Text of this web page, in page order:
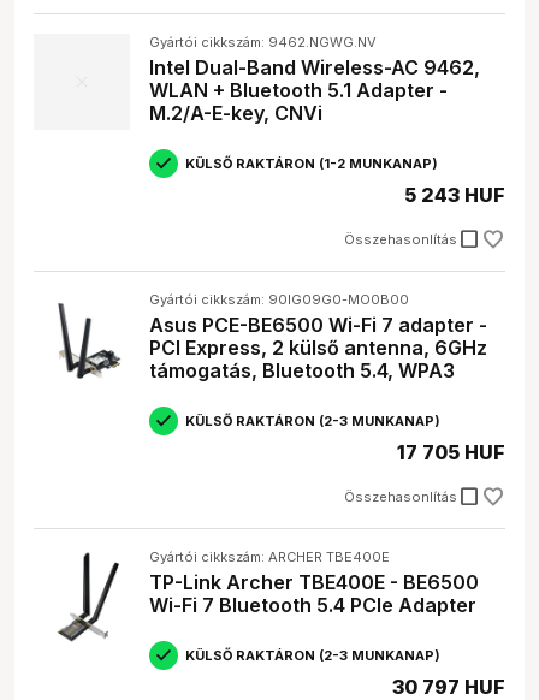
Döntés előtt gondold át, mire szeretnéd használni aWiFi
. Ha online játékra vagy HD videó streamelésre,
akkor érdemes egy gyorsabb, kétsávos (dual-band)
adaptert választani.
A Webshopunkban a következő márkák
WiFi adapterei
: Belépő szinttől a prémium kategóriáig kínál
adaptereket, ár-érték arányban nagyon jó választás.
: Prémium minőségű adapterek, főleg
gamereknek ajánlott.
D-LINK
: Megbízható márka, széles termékpalettával,
otthoni és irodai használatra is ideális.
DELOCK
: Különleges megoldások, például külső
antennás adapterek.
LINKSYS: Prémium kategóriás termékek, nagy
WiFi adapterajánlott:
Asztali számítógép tulajdonosoknak, akiknek nincs
beépített WiFi-jük.
Laptop felhasználóknak, akiknek a beépített WiFi-je
gyenge vagy meghibásodott.
Gamereknek, akik stabil és gyors internetkapcsolatra
Gyártói cikkszám: 9462.NGWG.NV
Intel Dual-Band Wireless-AC 9462,
WLAN + Bluetooth 5.1 Adapter -
M.2/A-E-key, CNVi
KÜLSŐ RAKTÁRON (1-2 MUNKANAP)
Összehasonlítás check_box_outline_blank
5 243 HUF
Gyártói cikkszám: 90IG09G0-MO0B00
Asus PCE-BE6500 Wi-Fi 7 adapter -
PCI Express, 2 külső antenna, 6GHz
támogatás, Bluetooth 5.4, WPA3
KÜLSŐ RAKTÁRON (2-3 MUNKANAP)
Összehasonlítás check_box_outline_blank
17 705 HUF
Gyártói cikkszám: ARCHER TBE400E
TP-Link Archer TBE400E - BE6500
Wi-Fi 7 Bluetooth 5.4 PCIe Adapter
KÜLSŐ RAKTÁRON (2-3 MUNKANAP)
30 797 HUF